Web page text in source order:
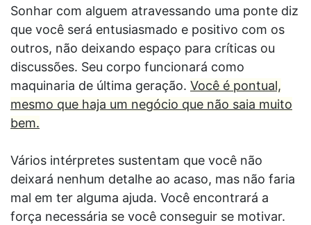
Sonhar com alguem atravessando uma ponte diz
que você será entusiasmado e positivo com os
outros, não deixando espaço para críticas ou
discussões. Seu corpo funcionará como
maquinaria de última geração. Você é pontual,
mesmo que haja um negócio que não saia muito
bem.
Vários intérpretes sustentam que você não
deixará nenhum detalhe ao acaso, mas não faria
mal em ter alguma ajuda. Você encontrará a
força necessária se você conseguir se motivar.